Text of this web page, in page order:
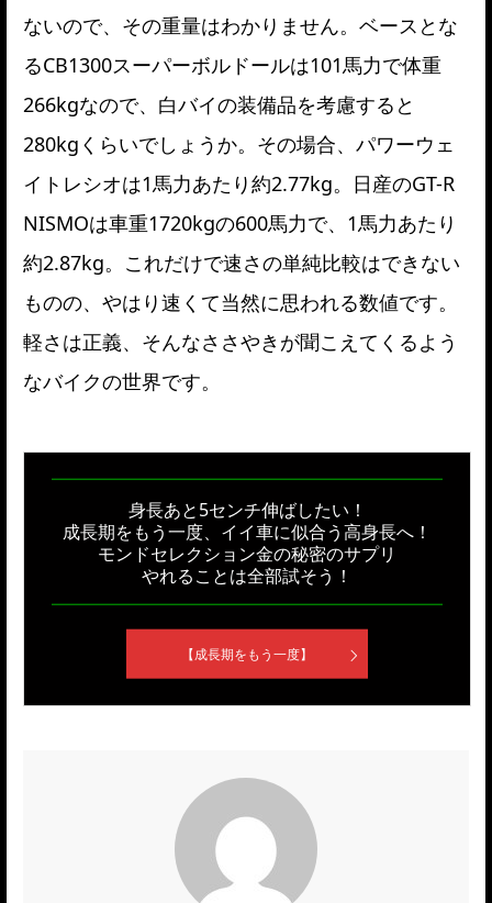
ないので、その重量はわかりません。ベースとな
るCB1300スーパーボルドールは101馬力で体重
266kgなので、白バイの装備品を考慮すると
280kgくらいでしょうか。その場合、パワーウェ
イトレシオは1馬力あたり約2.77kg。日産のGT-R
NISMOは車重1720kgの600馬力で、1馬力あたり
約2.87kg。これだけで速さの単純比較はできない
ものの、やはり速くて当然に思われる数値です。
軽さは正義、そんなささやきが聞こえてくるよう
なバイクの世界です。
身長あと5センチ伸ばしたい！
成長期をもう一度、イイ車に似合う高身長へ！
モンドセレクション金の秘密のサプリ
やれることは全部試そう！
【成長期をもう一度】